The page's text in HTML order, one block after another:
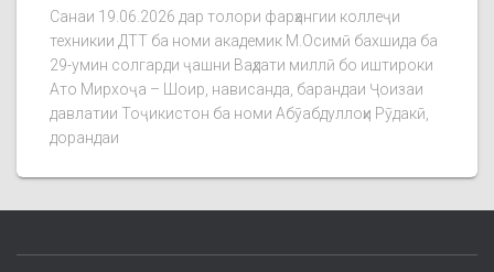
Санаи 19.06.2026 дар толори фарҳангии коллеҷи
техникии ДТТ ба номи академик М.Осимӣ бахшида ба
29-умин солгарди ҷашни Ваҳдати миллӣ бо иштироки
Ато Мирхоҷа – Шоир, нависанда, барандаи Ҷоизаи
давлатии Тоҷикистон ба номи Абӯабдуллоҳи Рӯдакӣ,
дорандаи